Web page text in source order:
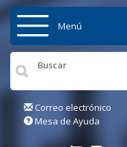
Pasar al contenido principal
Inicio
Institución
Menú
Correo electrónico
Mesa de Ayuda